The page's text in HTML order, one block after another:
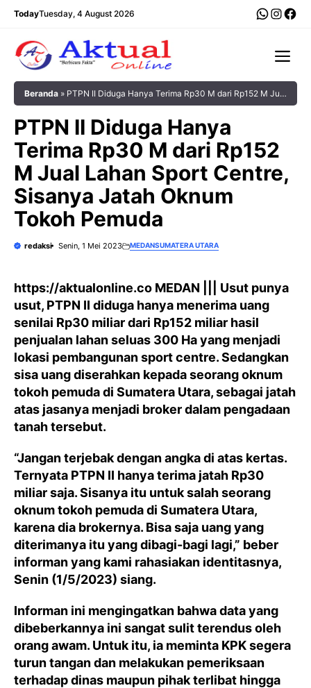
Langsung
TodayTuesday, 4 August 2026
Beranda » PTPN II Diduga Hanya Terima Rp30 M dari Rp152 M Jual
PTPN II Diduga Hanya
Terima Rp30 M dari Rp152
M Jual Lahan Sport Centre,
Sisanya Jatah Oknum
Tokoh Pemuda
redaksi Senin, 1 Mei 2023 MEDANSUMATERA UTARA
https://aktualonline.co MEDAN ||| Usut punya
usut, PTPN II diduga hanya menerima uang
senilai Rp30 miliar dari Rp152 miliar hasil
penjualan lahan seluas 300 Ha yang menjadi
lokasi pembangunan sport centre. Sedangkan
sisa uang diserahkan kepada seorang oknum
tokoh pemuda di Sumatera Utara, sebagai jatah
atas jasanya menjadi broker dalam pengadaan
tanah tersebut.
“Jangan terjebak dengan angka di atas kertas.
Ternyata PTPN II hanya terima jatah Rp30
miliar saja. Sisanya itu untuk salah seorang
oknum tokoh pemuda di Sumatera Utara,
karena dia brokernya. Bisa saja uang yang
diterimanya itu yang dibagi-bagi lagi,” beber
informan yang kami rahasiakan identitasnya,
Senin (1/5/2023) siang.
Informan ini mengingatkan bahwa data yang
dibeberkannya ini sangat sulit terendus oleh
orang awam. Untuk itu, ia meminta KPK segera
turun tangan dan melakukan pemeriksaan
terhadap dinas maupun pihak terlibat hingga